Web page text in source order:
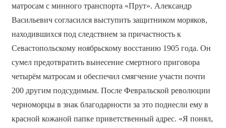
матросам с минного транспорта «Прут». Александр
Васильевич согласился выступить защитником моряков,
находившихся под следствием за причастность к
Севастопольскому ноябрьскому восстанию 1905 года. Он
сумел предотвратить вынесение смертного приговора
четырём матросам и обеспечил смягчение участи почти
200 другим подсудимым. После Февральской революции
черноморцы в знак благодарности за это поднесли ему в
красной кожаной папке приветственный адрес. «Я понял,